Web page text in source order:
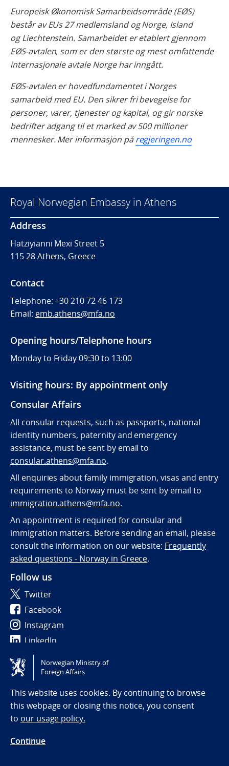
Europeisk Økonomisk Samarbeidsområde (EØS)
består av EUs 27 medlemsland og Norge, Island
og Liechtenstein. Samarbeidet er etablert gjennom
EØS-avtalen, som er den største og mest omfattende
internasjonale avtale Norge har inngått.
EØS-avtalen er hovedfundamentet i Norges
samarbeid med EU. Den sikrer fri bevegelse for
personer, varer, tjenester og kapital, og gir norske
bedrifter adgang til et marked av 500 millioner
mennesker. Mer informasjon påregjeringen.no
Royal Norwegian Embassy in Athens
Address
Hatziyianni Mexi Street 5
115 28 Athens, Greece
Contact
Telephone:+30 210 72 46 173
Email: emb.athens@mfa.no
Opening hours/Telephone hours
Monday to Friday 09:30 to 13:00
Visiting hours: By appointment only
Consular Affairs
All consular requests, such as passports, national
identity numbers, paternity and emergency
assistance, must be sent by email to
consular.athens@mfa.no.
All enquiries about family immigration, visas and entry
requirements to Norway must be sent by email to
immigration.athens@mfa.no.
An appointment is required for consular and
immigration matters. Before sending an email, please
consult the information on our website: Frequently
asked questions - Norway in Greece.
Follow us
Twitter
Facebook
Instagram
LinkedIn
Tilgjengelighetserklæring / Accessibility statement
(NO)
Norwegian Ministry of
Foreign Affairs
This website uses cookies. By continuing to browse
this webpage or closing this notice, you consent
to our usage policy.
Continue